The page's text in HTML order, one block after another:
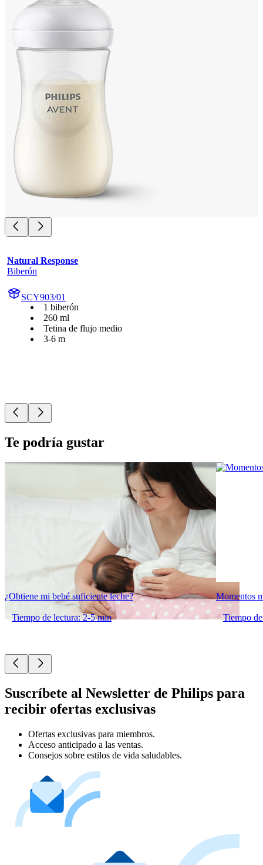
Natural Response
Biberón
SCY903/01
1 biberón
260 ml
Tetina de flujo medio
3-6 m
Te podría gustar
¿Obtiene mi bebé suficiente leche?
Tiempo de lectura: 2-5 min
Momentos
Tiempo
Suscríbete al Newsletter de Philips para
recibir ofertas exclusivas
Ofertas exclusivas para miembros.
Acceso anticipado a las ventas.
Consejos sobre estilos de vida saludables.